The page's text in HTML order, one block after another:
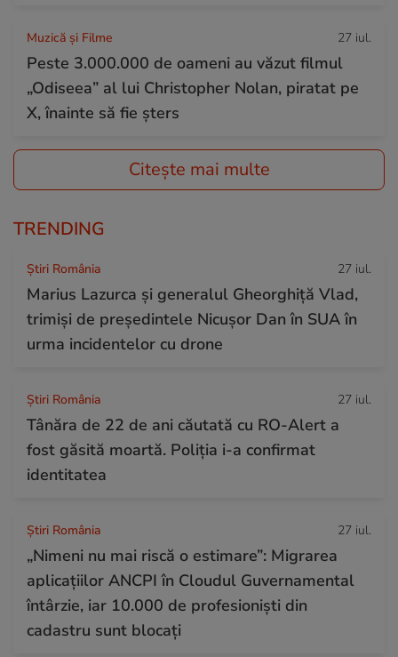
Muzică și Filme 27 iul.
Peste 3.000.000 de oameni au văzut filmul
„Odiseea” al lui Christopher Nolan, piratat pe
X, înainte să fie șters
Citește mai multe
TRENDING
Știri România 27 iul.
Marius Lazurca și generalul Gheorghiță Vlad,
trimiși de președintele Nicușor Dan în SUA în
urma incidentelor cu drone
Știri România 27 iul.
Tânăra de 22 de ani căutată cu RO-Alert a
fost găsită moartă. Poliția i-a confirmat
identitatea
Știri România 27 iul.
„Nimeni nu mai riscă o estimare”: Migrarea
aplicațiilor ANCPI în Cloudul Guvernamental
întârzie, iar 10.000 de profesioniști din
cadastru sunt blocați